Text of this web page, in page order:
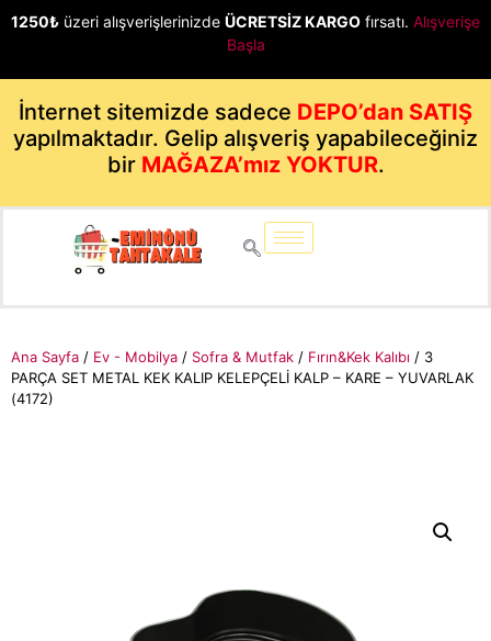
1250₺ üzeri alışverişlerinizde ÜCRETSİZ KARGO fırsatı. Alışverişe
Başla
İnternet sitemizde sadece DEPO’dan SATIŞ
yapılmaktadır. Gelip alışveriş yapabileceğiniz
bir MAĞAZA’mız YOKTUR.
Ana Sayfa / Ev - Mobilya / Sofra & Mutfak / Fırın&Kek Kalıbı / 3
PARÇA SET METAL KEK KALIP KELEPÇELİ KALP – KARE – YUVARLAK
(4172)